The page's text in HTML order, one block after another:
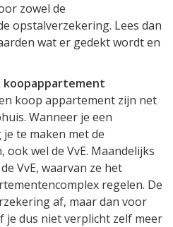
zowel de
opstalverzekering. Lees dan
wat er gedekt wordt en
koopappartement
koop appartement zijn net
Wanneer je een
te maken met de
wel de VvE. Maandelijks
VvE, waarvan ze het
regelen. De
af, maar dan voor
je dus niet verplicht zelf meer